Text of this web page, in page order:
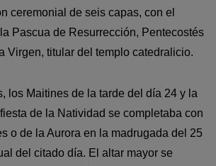
ceremonial de seis capas, con el
Pascua de Resurrección, Pentecostés
Virgen, titular del templo catedralicio.
los Maitines de la tarde del día 24 y la
de la Natividad se completaba con
o de la Aurora en la madrugada del 25
del citado día. El altar mayor se